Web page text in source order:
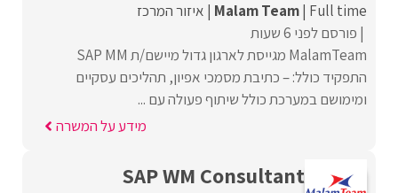
Malam Team Full time
איזור המרכז
פורסם לפני 6 שעות
MalamTeam מגייסת לארגון גדול מיישם/ת SAP MM
התפקיד כולל: – כתיבת מסמכי אפיון, תהליכים עסקיים
ומימושם במערכת כולל שיתוף פעולה עם ...
מידע על המשרה
SAP WM Consultant